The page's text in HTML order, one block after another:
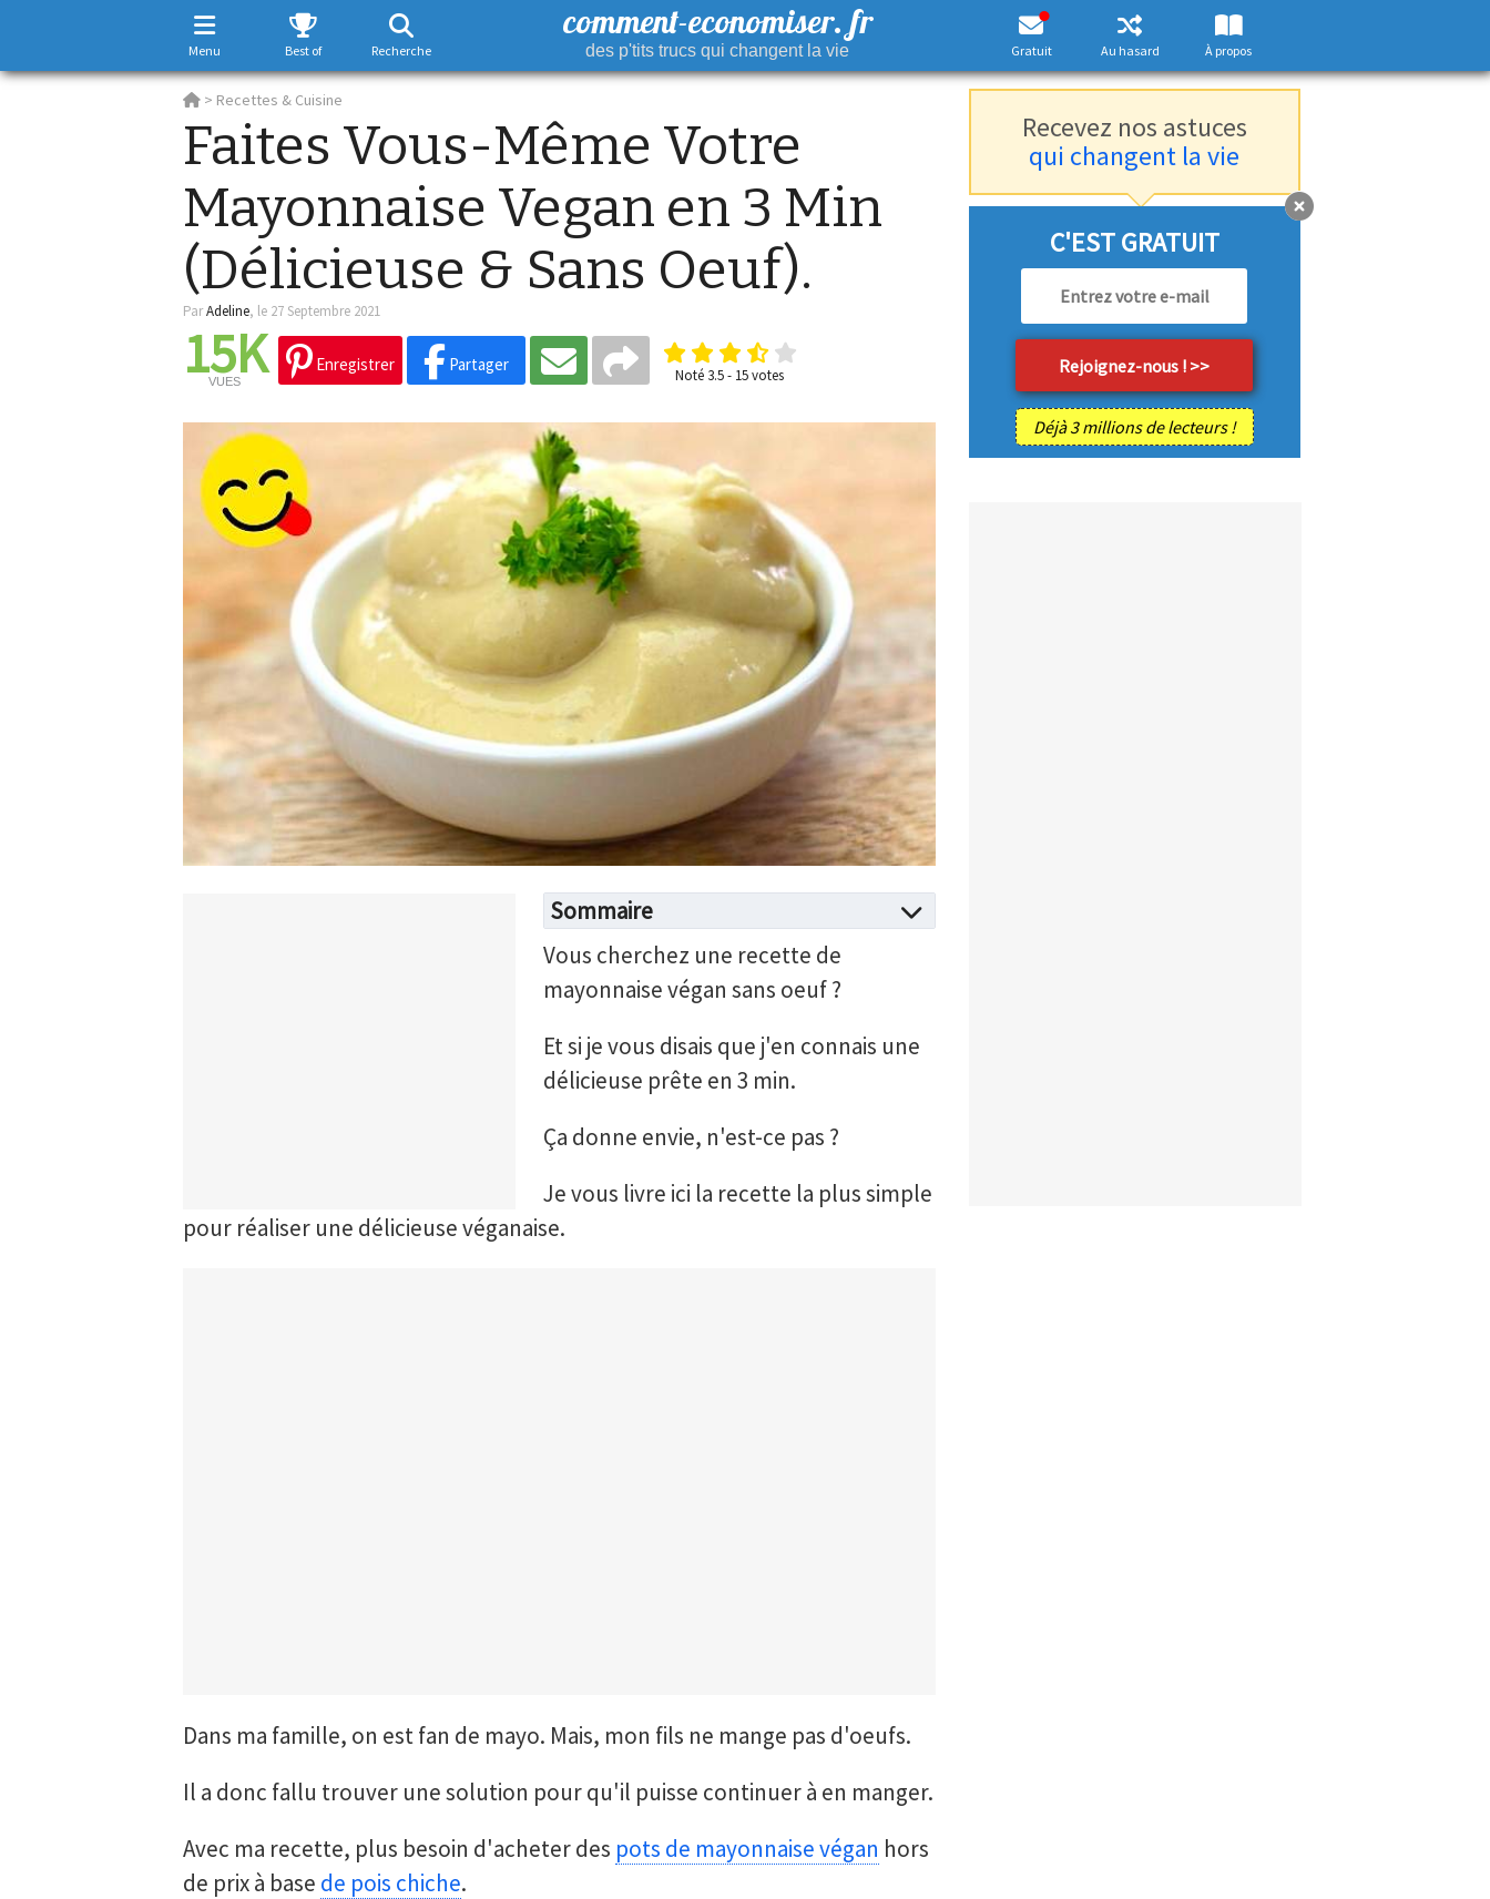
Menu Best of Recherche
comment-economiser. fr
des p'tits trucs qui changent la vie Gratuit Au hasard À propos
> Recettes & Cuisine
Faites Vous-Même Votre
Mayonnaise Vegan en 3 Min
(Délicieuse & Sans Oeuf).
ParAdeline, le 27 Septembre 2021
15K
VUES
Enregistrer Partager
Noté 3.5- 15votes
Sommaire
Vous cherchez une recette de
mayonnaise végan sans oeuf ?
Et si je vous disais que j'en connais une
délicieuse prête en 3 min.
Ça donne envie, n'est-ce pas ?
Je vous livre ici la recette la plus simple
pour réaliser une délicieuse véganaise.
Dans ma famille, on est fan de mayo. Mais, mon fils ne mange pas d'oeufs.
Il a donc fallu trouver une solution pour qu'il puisse continuer à en manger.
Avec ma recette, plus besoin d'acheter des pots de mayonnaise végan hors
de prix à base de pois chiche.
Recevez nos astuces
qui changent la vie
C'EST GRATUIT
Déjà 3 millions de lecteurs !